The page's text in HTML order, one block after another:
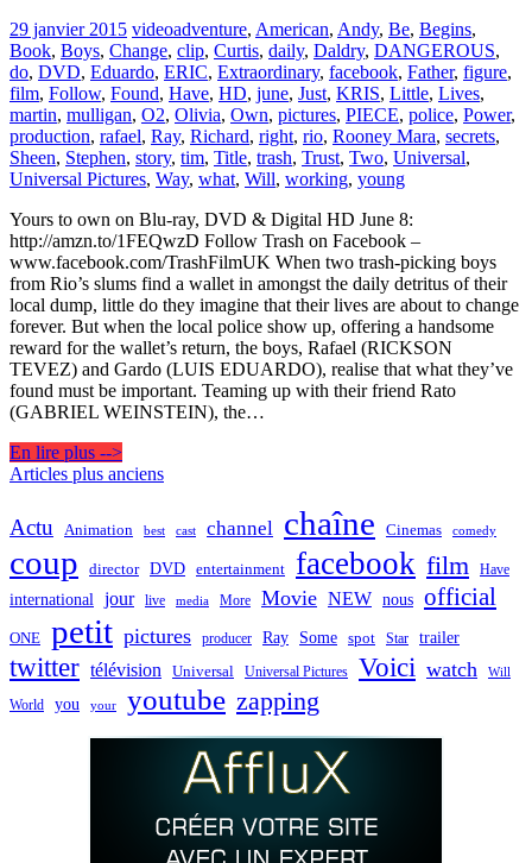
29 janvier 2015 videoadventure, American, Andy, Be, Begins,
Book, Boys, Change, clip, Curtis, daily, Daldry, DANGEROUS,
do, DVD, Eduardo, ERIC, Extraordinary, facebook, Father, figure,
film, Follow, Found, Have, HD, june, Just, KRIS, Little, Lives,
martin, mulligan, O2, Olivia, Own, pictures, PIECE, police, Power,
production, rafael, Ray, Richard, right, rio, Rooney Mara, secrets,
Sheen, Stephen, story, tim, Title, trash, Trust, Two, Universal,
Universal Pictures, Way, what, Will, working, young
Yours to own on Blu-ray, DVD & Digital HD June 8:
http://amzn.to/1FEQwzD Follow Trash on Facebook –
www.facebook.com/TrashFilmUK When two trash-picking boys
from Rio’s slums find a wallet in amongst the daily detritus of their
local dump, little do they imagine that their lives are about to change
forever. But when the local police show up, offering a handsome
reward for the wallet’s return, the boys, Rafael (RICKSON
TEVEZ) and Gardo (LUIS EDUARDO), realise that what they’ve
found must be important. Teaming up with their friend Rato
(GABRIEL WEINSTEIN), the…
En lire plus -->
Navigation
articles
Articles plus anciens
Actu Animation best cast channel chaîne Cinemas comedy
coup director DVD entertainment facebook film Have
international jour live media More Movie NEW nous official
ONE petit pictures producer Ray Some spot Star trailer
twitter télévision Universal Universal Pictures Voici watch Will
World you your youtube zapping